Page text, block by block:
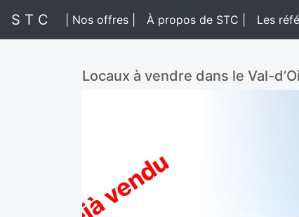
S T C | Nos offres | À propos de STC | Les
Locaux à vendre dans le Val-